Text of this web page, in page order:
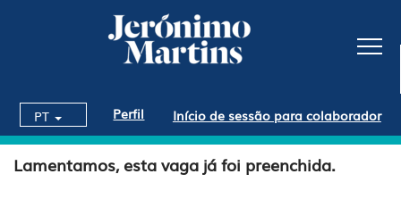
PT Perfil Início de sessão para colaborador
Lamentamos, esta vaga já foi preenchida.